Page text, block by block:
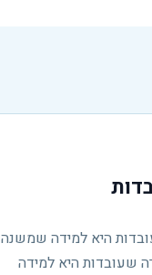
היא למידה שמשנה
שעובדות היא למידה